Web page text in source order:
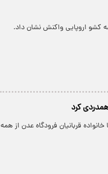
کشو اروپایی واکنش نشان داد.
همدردی کرد
قربانیان فرودگاه عدن از همه